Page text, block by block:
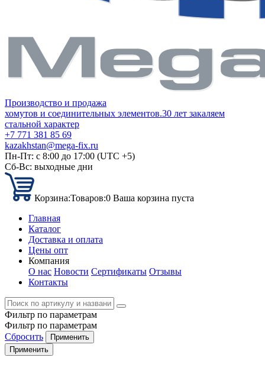
Производство и продажа
хомутов и соединительных элементов.30 лет закаляем
стальной характер
+7 771 381 85 69
kazakhstan@mega-fix.ru
Пн-Пт: с 8:00 до 17:00 (UTC +5)
Сб-Вс: выходные дни
Корзина:Товаров:0 Ваша корзина пуста
Главная
Каталог
Доставка и оплата
Цены опт
Компания
О нас Новости Сертификаты Отзывы
Контакты
Фильтр по параметрам
Фильтр по параметрам
Сбросить